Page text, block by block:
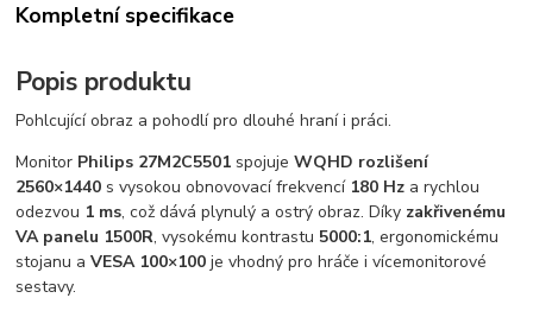
Kompletní specifikace
Popis produktu
Pohlcující obraz a pohodlí pro dlouhé hraní i práci.
Monitor Philips 27M2C5501 spojujeWQHD rozlišení
2560×1440 s vysokou obnovovací frekvencí 180 Hz a rychlou
odezvou 1 ms, což dává plynulý a ostrý obraz. Díky zakřivenému
VA panelu 1500R, vysokému kontrastu 5000:1, ergonomickému
stojanu aVESA 100×100 je vhodný pro hráče i vícemonitorové
sestavy.